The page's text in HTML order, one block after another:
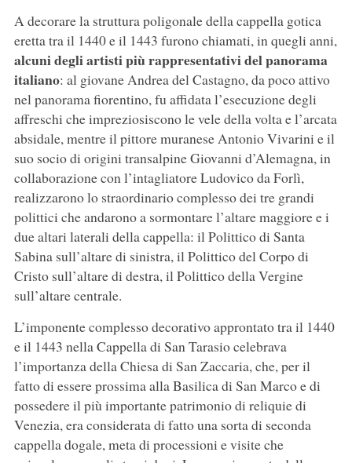
A decorare la struttura poligonale della cappella gotica
eretta tra il 1440 e il 1443 furono chiamati, in quegli anni,
alcuni degli artisti più rappresentativi del panorama
italiano: al giovane Andrea del Castagno, da poco attivo
nel panorama fiorentino, fu affidata l’esecuzione degli
affreschi che impreziosiscono le vele della volta e l’arcata
absidale, mentre il pittore muranese Antonio Vivarini e il
suo socio di origini transalpine Giovanni d’Alemagna, in
collaborazione con l’intagliatore Ludovico da Forlì,
realizzarono lo straordinario complesso dei tre grandi
polittici che andarono a sormontare l’altare maggiore e i
due altari laterali della cappella: il Polittico di Santa
Sabina sull’altare di sinistra, il Polittico del Corpo di
Cristo sull’altare di destra, il Polittico della Vergine
sull’altare centrale.
L’imponente complesso decorativo approntato tra il 1440
e il 1443 nella Cappella di San Tarasio celebrava
l’importanza della Chiesa di San Zaccaria, che, per il
fatto di essere prossima alla Basilica di San Marco e di
possedere il più importante patrimonio di reliquie di
Venezia, era considerata di fatto una sorta di seconda
cappella dogale, meta di processioni e visite che